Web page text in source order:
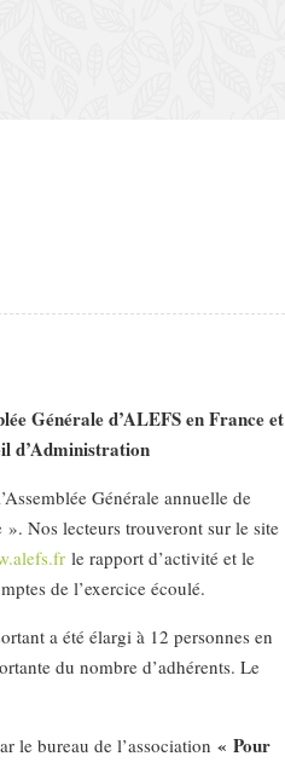
Générale d’ALEFS en France et
d’Administration
Générale annuelle de
Nos lecteurs trouveront sur le site
le rapport d’activité et le
de l’exercice écoulé.
a été élargi à 12 personnes en
du nombre d’adhérents. Le
le bureau de l’association « Pour